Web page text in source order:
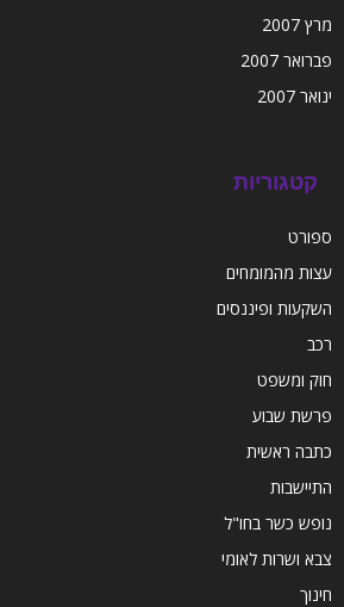
מרץ 2007
פברואר 2007
ינואר 2007
קטגוריות
ספורט
עצות מהמומחים
השקעות ופיננסים
רכב
חוק ומשפט
פרשת שבוע
כתבה ראשית
התיישבות
נופש כשר בחו"ל
צבא ושרות לאומי
חינוך